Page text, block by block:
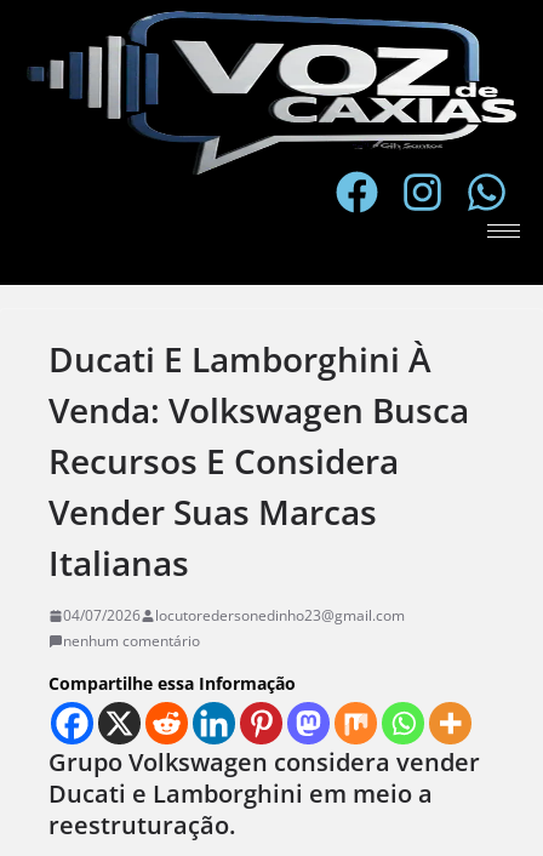
Ducati E Lamborghini À
Venda: Volkswagen Busca
Recursos E Considera
Vender Suas Marcas
Italianas
04/07/2026
locutoredersonedinho23@gmail.com
nenhum comentário
Compartilhe essa Informação
Grupo Volkswagen considera vender
Ducati e Lamborghini em meio a
reestruturação.